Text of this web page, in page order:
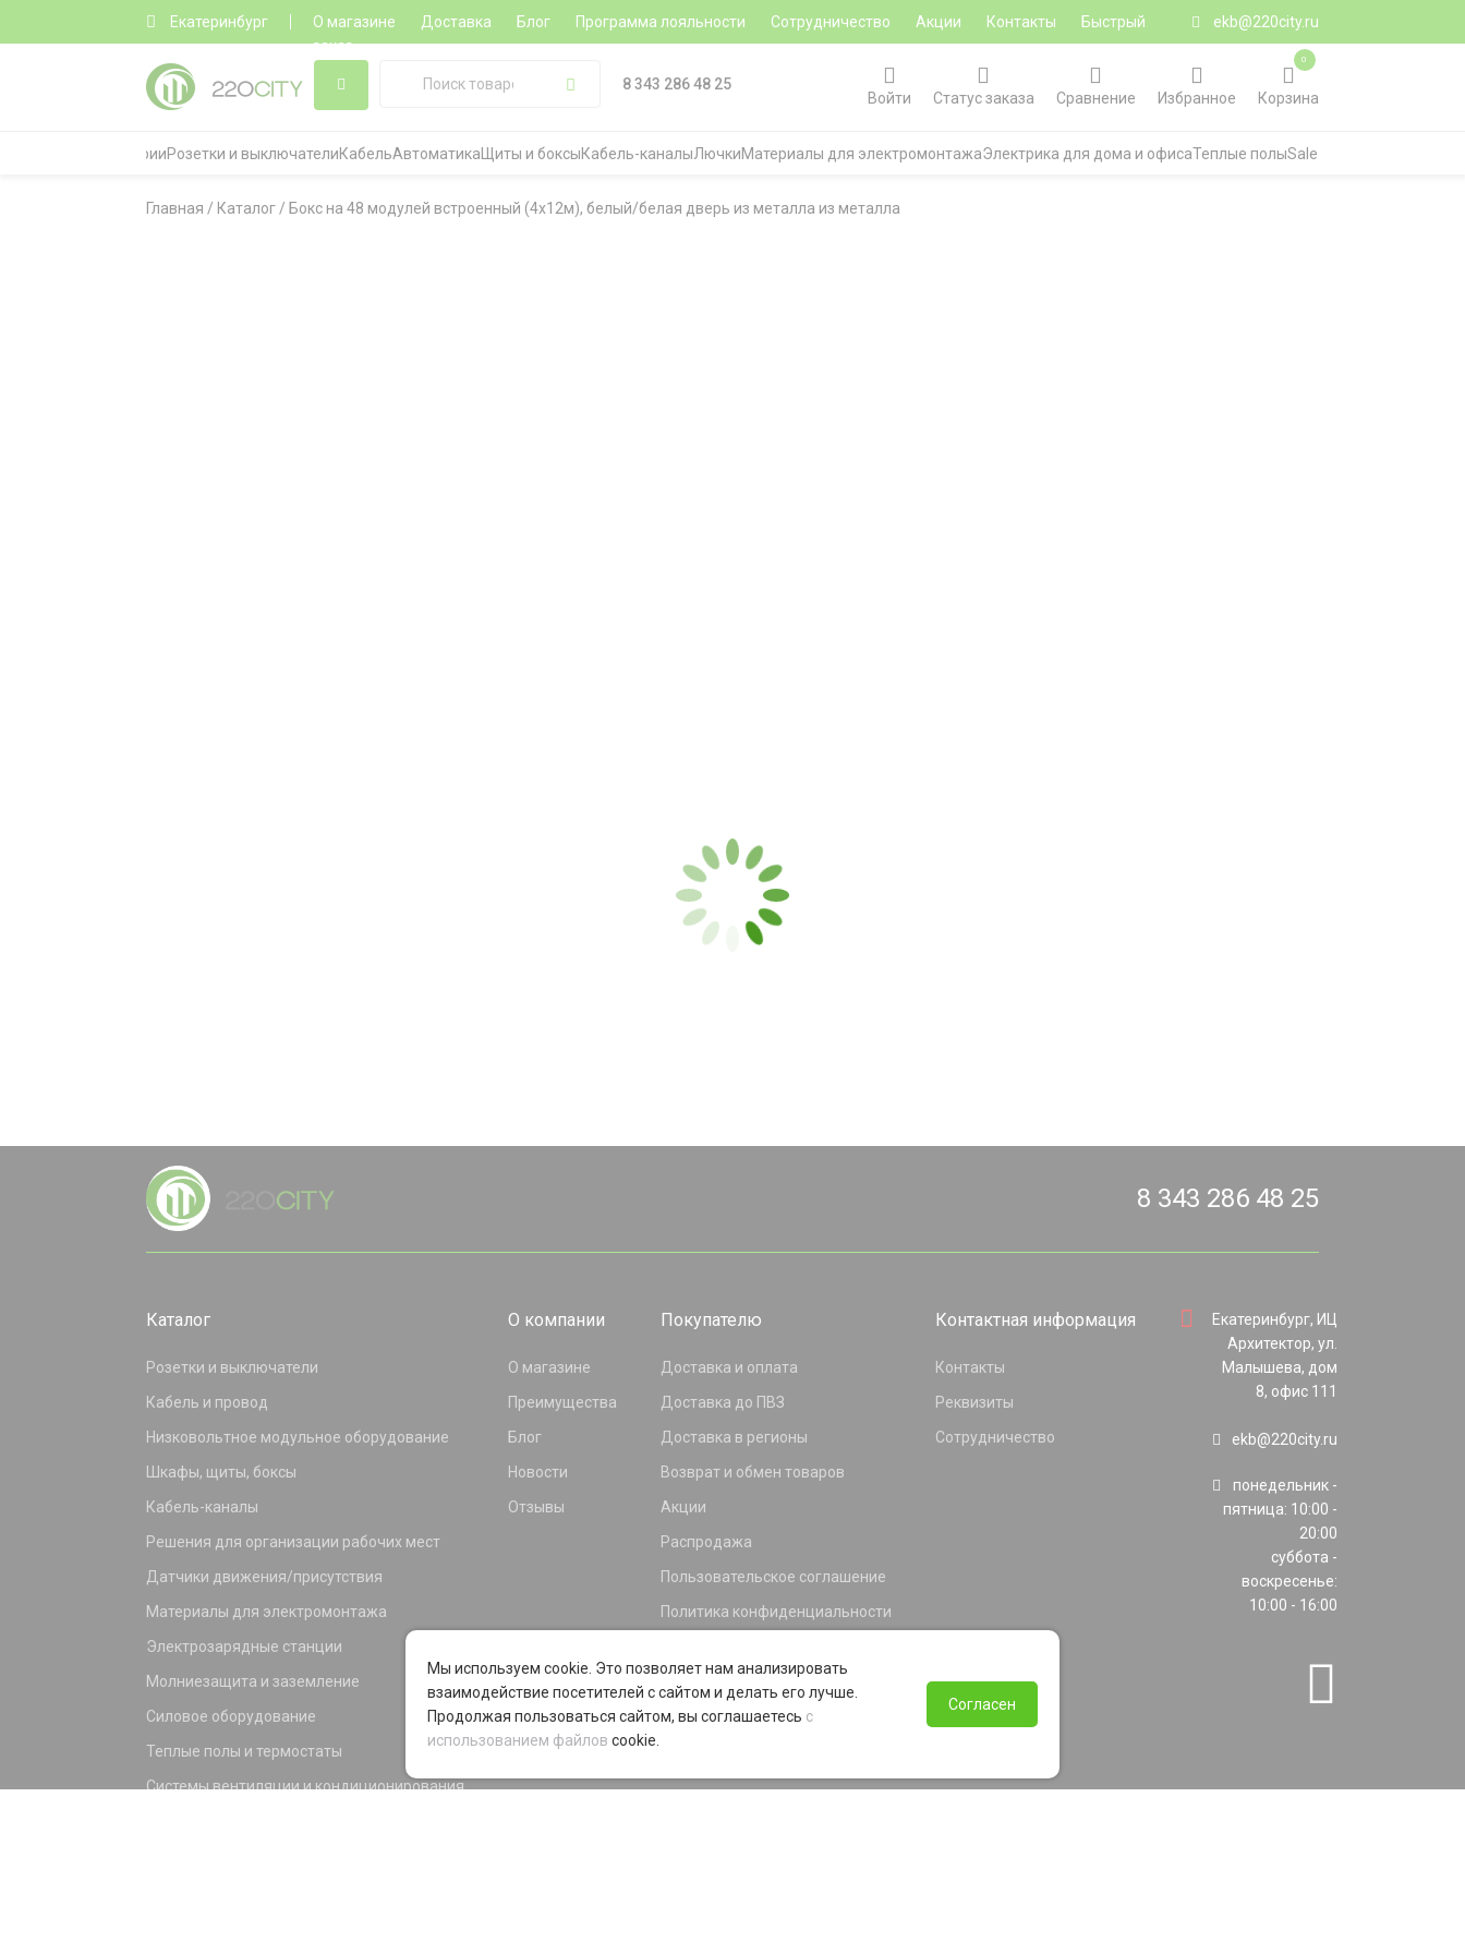
Екатеринбург О магазине Доставка Блог Программа лояльности Сотрудничество Акции Контакты
Быстрый
заказ
ekb@220city.ru
8 343 286 48 25
Войти
Статус заказа Сравнение Избранное Корзина
0
Все категорииРозетки и выключателиКабельАвтоматика Щиты и боксыКабель-каналыЛючкиМатериалы для электромонтажаЭлектрика для дома и офисаТеплые полыSale
Главная / Каталог / Бокс на 48 модулей встроенный (4х12м), белый/белая дверь из металла из металла
8 343 286 48 25
Каталог
Розетки и выключатели
Кабель и провод
Низковольтное модульное оборудование
Шкафы, щиты, боксы
Кабель-каналы
Решения для организации рабочих мест
Датчики движения/присутствия
Материалы для электромонтажа
Электрозарядные станции
Молниезащита и заземление
Силовое оборудование
Теплые полы и термостаты
Системы вентиляции и кондиционирования
О компании
О магазине
Преимущества
Блог
Новости
Отзывы
Покупателю
Доставка и оплата
Доставка до ПВЗ
Доставка в регионы
Возврат и обмен товаров
Акции
Распродажа
Пользовательское соглашение
Политика конфиденциальности
Программа лояльности
Контактная информация
Контакты
Реквизиты
Сотрудничество
Екатеринбург, ИЦ
Архитектор, ул.
Малышева, дом
8, офис 111
ekb@220city.ru
понедельник -
пятница: 10:00 -
20:00
суббота -
воскресенье:
10:00 - 16:00
Мы используем cookie. Это позволяет нам анализировать
взаимодействие посетителей с сайтом и делать его лучше.
Продолжая пользоваться сайтом, вы соглашаетесь с
использованием файлов cookie.
Согласен